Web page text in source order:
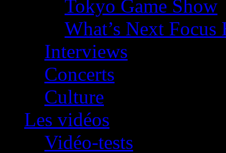
Tokyo Game Show
What’s Next
Interviews
Concerts
Culture
Les vidéos
Vidéo-tests